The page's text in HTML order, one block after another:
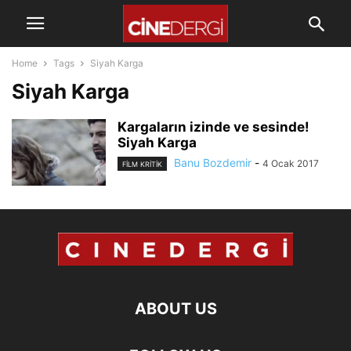
Home Tags Siyah Karga
Siyah Karga
Kargaların izinde ve sesinde!
Siyah Karga
FILM KRITIK Banu Bozdemir - 4 Ocak 2017
ABOUT US